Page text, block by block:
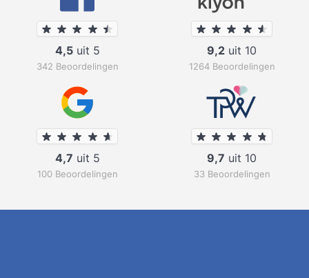
4,5uit 5
342 Beoordelingen
9,2 uit 10
1264 Beoordelingen
4,7 uit 5
100 Beoordelingen
9,7 uit 10
33 Beoordelingen